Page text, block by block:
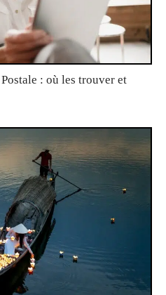
: où les trouver et